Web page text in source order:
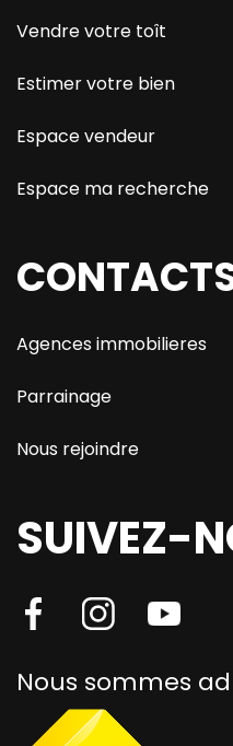
Vendre votre toît
Estimer votre bien
Espace vendeur
Espace ma recherche
Agences immobilieres
Parrainage
Nous rejoindre
SUIVEZ-
Nous sommes